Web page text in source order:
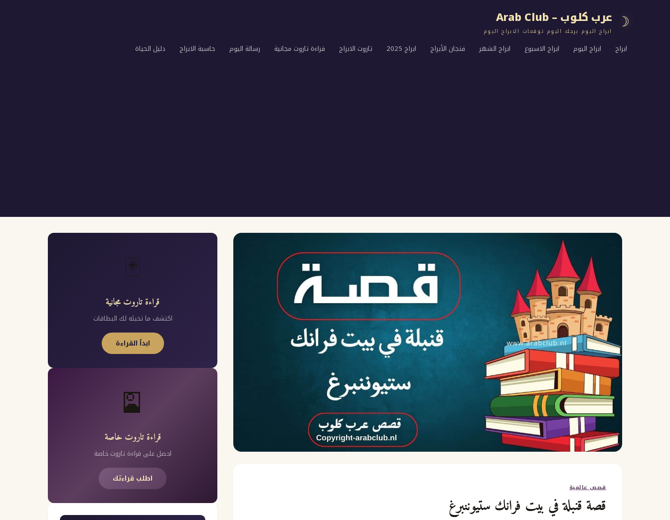
☽ عرب كلوب – Arab Club
ابراج اليوم برجك اليوم توقعات الابراج اليوم
ابراج ابراج اليوم ابراج الاسبوع ابراج الشهر فنجان الأبراج ابراج 2025 تاروت الابراج قراءة تاروت مجانية رسالة اليوم حاسبة الابراج دليل الحياة
قصص عالمية
قصة قنبلة في بيت فرانك ستيوننبرغ
🃏
قراءة تاروت مجانية
اكتشف ما تخبئه لك البطاقات
ابدأ القراءة
🎴
قراءة تاروت خاصة
احصل على قراءة تاروت خاصة
اطلب قراءتك